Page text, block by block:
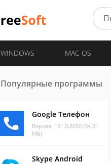
WINDOWS MAC OS
Популярные программы
Google Телефон
Версия: 191.0.8050 (34.31
МБ)
Skype Android